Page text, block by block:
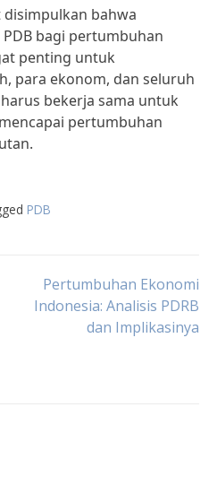
bahwa
bagi pertumbuhan
penting untuk
para ekonom, dan seluruh
bekerja sama untuk
pertumbuhan
PDB
Pertumbuhan Ekonomi
Indonesia: Analisis PDRB
dan Implikasinya